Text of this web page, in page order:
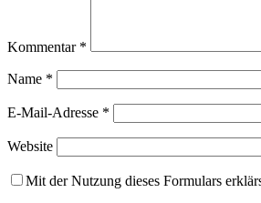
Kommentar *
Name *
E-Mail-Adresse *
Website
Mit der Nutzung dieses Formulars